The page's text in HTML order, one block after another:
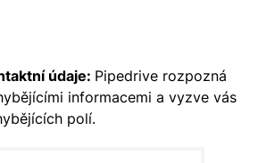
údaje: Pipedrive rozpozná
informacemi a vyzve vás
polí.